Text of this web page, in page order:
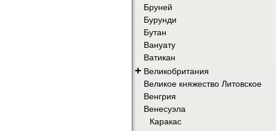
Бруней
Бурунди
Бутан
Вануату
Ватикан
+ Великобритания
Великое княжество Литовское
Венгрия
Венесуэла
Каракас